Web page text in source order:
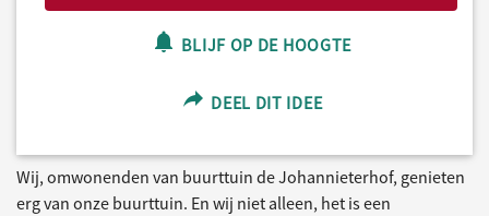
BLIJF OP DE HOOGTE
DEEL DIT IDEE
Wij, omwonenden van buurttuin de Johannieterhof, genieten
erg van onze buurttuin. En wij niet alleen, het is een